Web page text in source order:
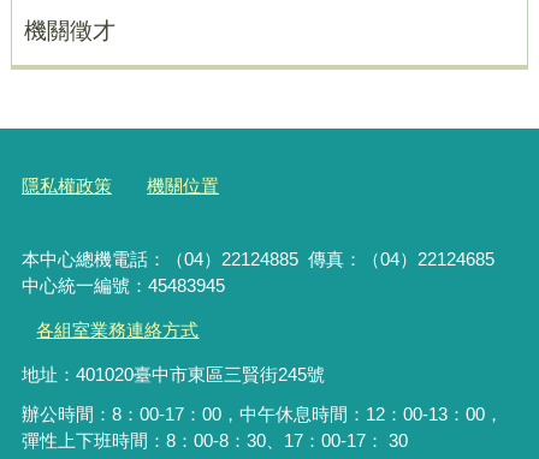
機關徵才
隱私權政策 機關位置
本中心總機電話：（04）22124885 傳真：（04）22124685
中心統一編號：45483945
各組室業務連絡方式
地址：401020臺中市東區三賢街245號
辦公時間：8：00-17：00，中午休息時間：12：00-13：00，
彈性上下班時間：8：00-8：30、17：00-17： 30